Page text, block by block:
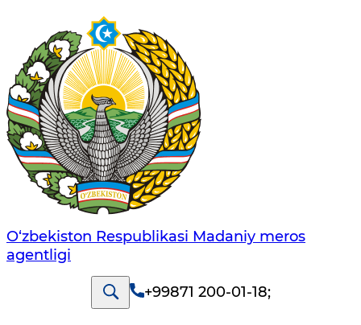
O‘zbekiston Respublikasi Madaniy meros
agentligi
+99871 200-01-18;